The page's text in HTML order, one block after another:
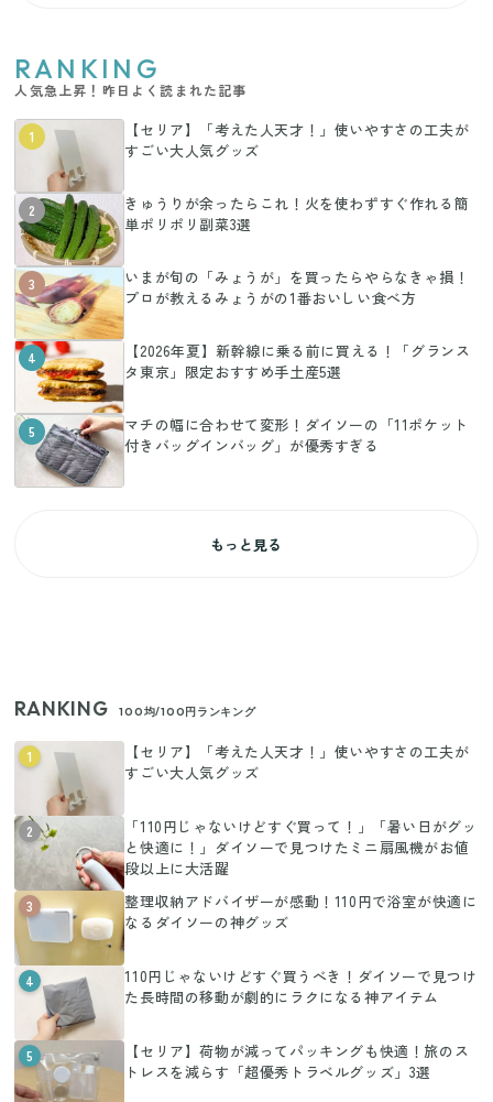
RANKING
人気急上昇！昨日よく読まれた記事
1
【セリア】「考えた人天才！」使いやすさの工夫が
すごい大人気グッズ
2
きゅうりが余ったらこれ！火を使わずすぐ作れる簡
単ポリポリ副菜3選
3
いまが旬の「みょうが」を買ったらやらなきゃ損！
プロが教えるみょうがの1番おいしい食べ方
4
【2026年夏】新幹線に乗る前に買える！「グランス
タ東京」限定おすすめ手土産5選
5
マチの幅に合わせて変形！ダイソーの「11ポケット
付きバッグインバッグ」が優秀すぎる
もっと見る
RANKING 100均/100円ランキング
1
【セリア】「考えた人天才！」使いやすさの工夫が
すごい大人気グッズ
2
「110円じゃないけどすぐ買って！」「暑い日がグッ
と快適に！」ダイソーで見つけたミニ扇風機がお値
段以上に大活躍
3
整理収納アドバイザーが感動！110円で浴室が快適に
なるダイソーの神グッズ
4
110円じゃないけどすぐ買うべき！ダイソーで見つけ
た長時間の移動が劇的にラクになる神アイテム
5
【セリア】荷物が減ってパッキングも快適！旅のス
トレスを減らす「超優秀トラベルグッズ」3選